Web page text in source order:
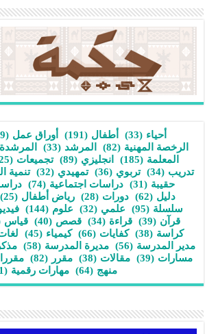
أحياء (33) أطفال (191) أوراق عمل (39)
الرخصة المهنية (82) المرشد (33) المرشدة
المعلمة (185) انجليزي (89) تجميعات (125)
تدريب (34) تربوي (36) تمهيدي (32) تنمية
حقيبة (31) دراسات اجتماعية (74)
دليل (62) دورات (28) رياض أطفال (25)
سلسلة (95) علمي (32) علوم (144)
قرآن (39) قراءة (34) قصص (40) قياس
كراسة (38) كفايات (66) كيمياء (45)
مدير المدرسة (56) مديرة المدرسة (58)
مسارات (39) مقالات (38) مقرر (82)
منهج (64) مهارات رقمية (51)